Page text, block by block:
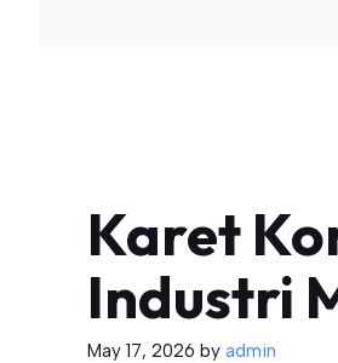
Karet
Industri
May 17, 2026 by admin